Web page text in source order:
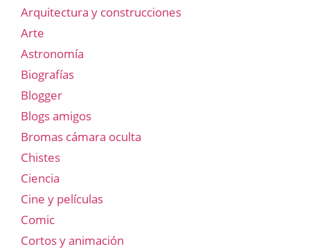
Arquitectura y construcciones
Arte
Astronomía
Biografías
Blogger
Blogs amigos
Bromas cámara oculta
Chistes
Ciencia
Cine y películas
Comic
Cortos y animación